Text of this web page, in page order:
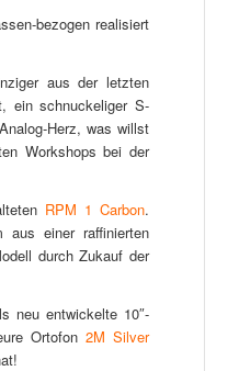
bezogen realisiert
aus der letzten
ein schnuckeliger S-
Herz, was willst
Workshops bei der
RPM 1 Carbon.
aus einer raffinierten
durch Zukauf der
neu entwickelte 10″-
Ortofon 2M Silver